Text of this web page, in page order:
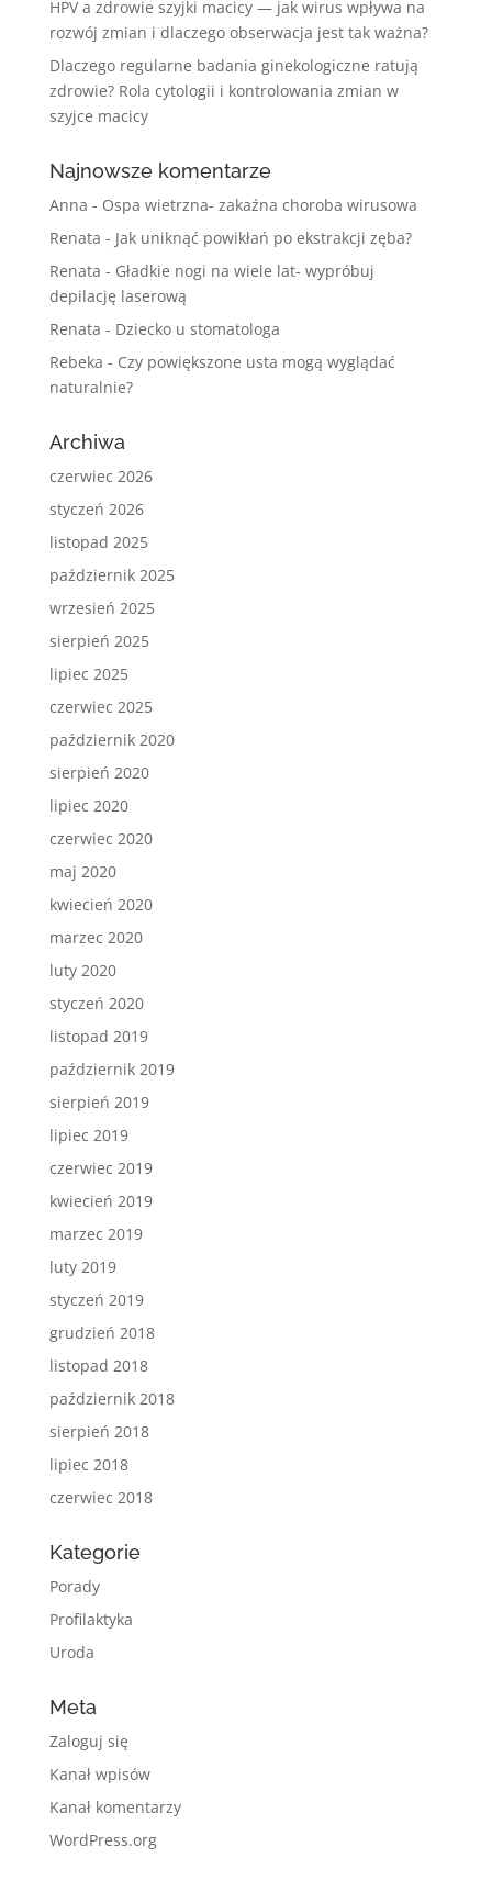
HPV a zdrowie szyjki macicy — jak wirus wpływa na
rozwój zmian i dlaczego obserwacja jest tak ważna?
Dlaczego regularne badania ginekologiczne ratują
zdrowie? Rola cytologii i kontrolowania zmian w
szyjce macicy
Najnowsze komentarze
Anna - Ospa wietrzna- zakaźna choroba wirusowa
Renata - Jak uniknąć powikłań po ekstrakcji zęba?
Renata - Gładkie nogi na wiele lat- wypróbuj
depilację laserową
Renata - Dziecko u stomatologa
Rebeka - Czy powiększone usta mogą wyglądać
naturalnie?
Archiwa
czerwiec 2026
styczeń 2026
listopad 2025
październik 2025
wrzesień 2025
sierpień 2025
lipiec 2025
czerwiec 2025
październik 2020
sierpień 2020
lipiec 2020
czerwiec 2020
maj 2020
kwiecień 2020
marzec 2020
luty 2020
styczeń 2020
listopad 2019
październik 2019
sierpień 2019
lipiec 2019
czerwiec 2019
kwiecień 2019
marzec 2019
luty 2019
styczeń 2019
grudzień 2018
listopad 2018
październik 2018
sierpień 2018
lipiec 2018
czerwiec 2018
Kategorie
Porady
Profilaktyka
Uroda
Meta
Zaloguj się
Kanał wpisów
Kanał komentarzy
WordPress.org